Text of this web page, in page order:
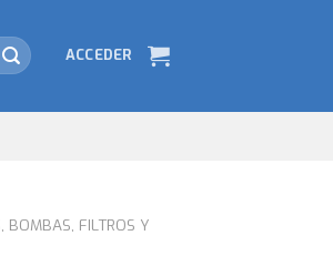
ACCEDER
BOMBAS, FILTROS Y